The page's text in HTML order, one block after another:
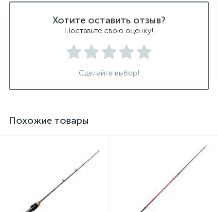
Хотите оставить отзыв?
Поставьте свою оценку!
Сделайте выбор!
Похожие товары